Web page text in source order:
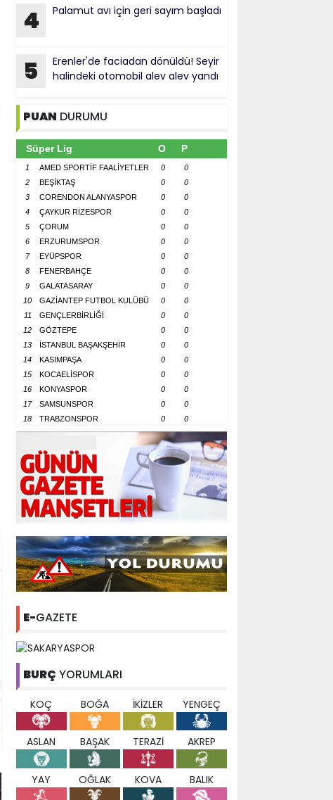
4 Palamut avı için geri sayım başladı
5
Erenler'de faciadan dönüldü! Seyir
halindeki otomobil alev alev yandı
PUAN DURUMU
Süper Lig O P
1 AMED SPORTİF FAALİYETLER 0
0
2
BEŞİKTAŞ 0
0
3
CORENDON ALANYASPOR 0
0
4
ÇAYKUR RİZESPOR 0
0
5
ÇORUM 0
0
6
ERZURUMSPOR 0
0
7
EYÜPSPOR 0
0
8
FENERBAHÇE 0
0
9
GALATASARAY 0
0
10
GAZİANTEP FUTBOL KULÜBÜ 0
0
11
GENÇLERBİRLİĞİ 0
0
12
GÖZTEPE 0
0
13
İSTANBUL BAŞAKŞEHİR 0
0
14
KASIMPAŞA 0
0
15
KOCAELİSPOR 0
0
16
KONYASPOR 0
0
17
SAMSUNSPOR 0
0
18
TRABZONSPOR 0 0
E-GAZETE
BURÇ YORUMLARI
KOÇ BOĞA İKİZLER YENGEÇ
ASLAN BAŞAK TERAZİ AKREP
YAY OĞLAK KOVA BALIK